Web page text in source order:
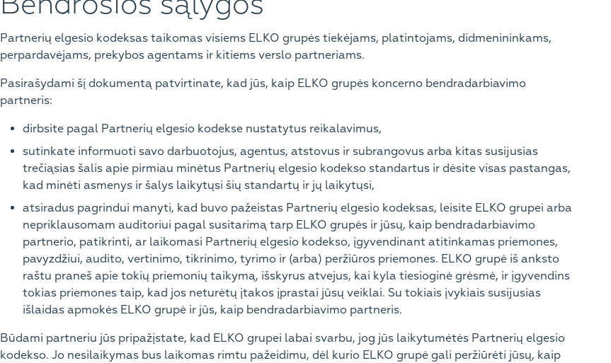
Partnerių elgesio kodeksas taikomas visiems ELKO grupės tiekėjams, platintojams, didmenininkams,
perpardavėjams, prekybos agentams ir kitiems verslo partneriams.
Pasirašydami šį dokumentą patvirtinate, kad jūs, kaip ELKO grupės koncerno bendradarbiavimo
partneris:
dirbsite pagal Partnerių elgesio kodekse nustatytus reikalavimus,
sutinkate informuoti savo darbuotojus, agentus, atstovus ir subrangovus arba kitas susijusias
trečiąsias šalis apie pirmiau minėtus Partnerių elgesio kodekso standartus ir dėsite visas pastangas,
kad minėti asmenys ir šalys laikytųsi šių standartų ir jų laikytųsi,
atsiradus pagrindui manyti, kad buvo pažeistas Partnerių elgesio kodeksas, leisite ELKO grupei arba
nepriklausomam auditoriui pagal susitarimą tarp ELKO grupės ir jūsų, kaip bendradarbiavimo
partnerio, patikrinti, ar laikomasi Partnerių elgesio kodekso, įgyvendinant atitinkamas priemones,
pavyzdžiui, audito, vertinimo, tikrinimo, tyrimo ir (arba) peržiūros priemones. ELKO grupė iš anksto
raštu praneš apie tokių priemonių taikymą, išskyrus atvejus, kai kyla tiesioginė grėsmė, ir įgyvendins
tokias priemones taip, kad jos neturėtų įtakos įprastai jūsų veiklai. Su tokiais įvykiais susijusias
išlaidas apmokės ELKO grupė ir jūs, kaip bendradarbiavimo partneris.
Būdami partneriu jūs pripažįstate, kad ELKO grupei labai svarbu, jog jūs laikytumėtės Partnerių elgesio
kodekso. Jo nesilaikymas bus laikomas rimtu pažeidimu, dėl kurio ELKO grupė gali peržiūrėti jūsų, kaip